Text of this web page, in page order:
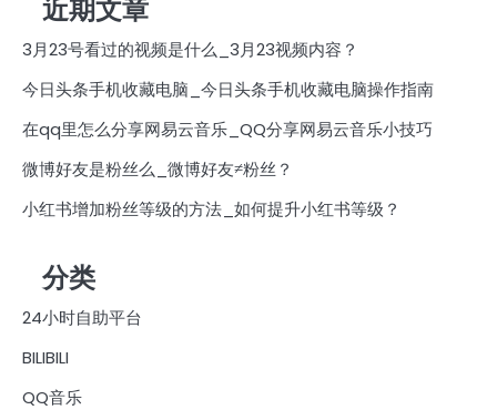
近期文章
3月23号看过的视频是什么_3月23视频内容？
今日头条手机收藏电脑_今日头条手机收藏电脑操作指南
在qq里怎么分享网易云音乐_QQ分享网易云音乐小技巧
微博好友是粉丝么_微博好友≠粉丝？
小红书增加粉丝等级的方法_如何提升小红书等级？
分类
24小时自助平台
BILIBILI
QQ音乐